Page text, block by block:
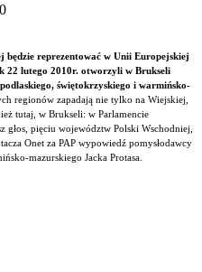
będzie reprezentować w Unii Europejskiej
22 lutego 2010r. otworzyli w Brukseli
świętokrzyskiego i warmińsko-
regionów zapadają nie tylko na Wiejskiej,
tutaj, w Brukseli: w Parlamencie
pięciu województw Polski Wschodniej,
Onet za PAP wypowiedź pomysłodawcy
mazurskiego Jacka Protasa.